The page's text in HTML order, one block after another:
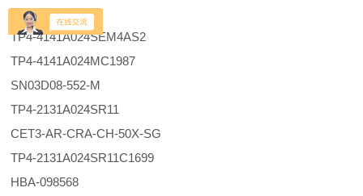
TP3-4131A024M
TP4-4141A024SEM4AS2
TP4-4141A024MC1987
SN03D08-552-M
TP4-2131A024SR11
CET3-AR-CRA-CH-50X-SG
TP4-2131A024SR11C1699
HBA-098568